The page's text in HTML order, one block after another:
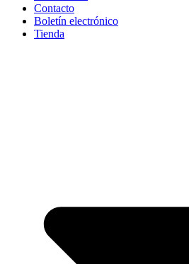
Contacto
Boletín electrónico
Tienda